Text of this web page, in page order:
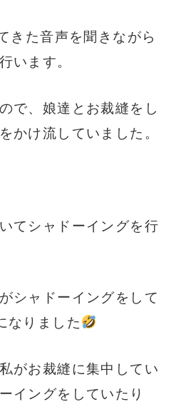
きた音声を聞きながら
います。
で、娘達とお裁縫をし
かけ流していました。
てシャドーイングを行
シャドーイングをして
なりました
がお裁縫に集中してい
イングをしていたり